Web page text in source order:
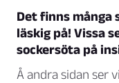
Det finns många
läskig på! Vissa
sockersöta på
Å andra sidan ser